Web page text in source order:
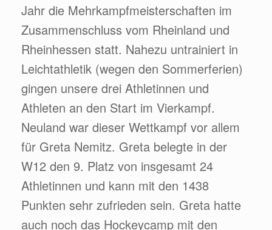
Jahr die Mehrkampfmeisterschaften im
Zusammenschluss vom Rheinland und
Rheinhessen statt. Nahezu untrainiert in
Leichtathletik (wegen den Sommerferien)
gingen unsere drei Athletinnen und
Athleten an den Start im Vierkampf.
Neuland war dieser Wettkampf vor allem
für Greta Nemitz. Greta belegte in der
W12 den 9. Platz von insgesamt 24
Athletinnen und kann mit den 1438
Punkten sehr zufrieden sein. Greta hatte
auch noch das Hockeycamp mit den